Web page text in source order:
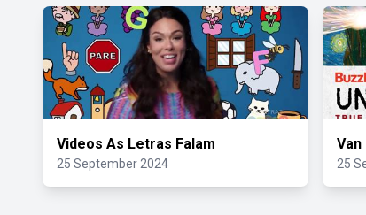
Videos As Letras Falam
25 September 2024
Van
25